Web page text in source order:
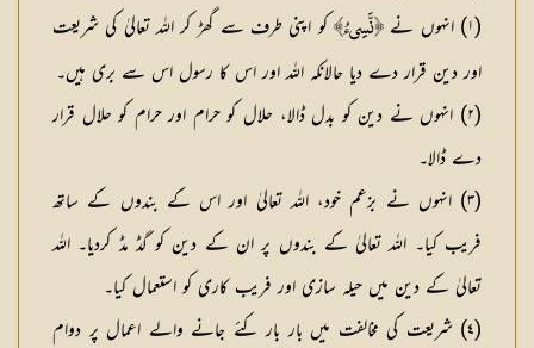
(١) انہوں نے
﴿نَّسِيءُ﴾کو اپنی طرف سے گھڑ کر اللہ تعالیٰ کی شریعت
اور دین قرار دے دیا حالانکہ اللہ اور اس کا رسول اس سے بری ہیں۔
(٢) انہوں نے دین کو بدل ڈالا، حلال کو حرام اور حرام کو حلال قرار
دے ڈالا۔
(٣) انہوں نے بزعم خود، اللہ تعالیٰ اور اس کے بندوں کے ساتھ
فریب کیا۔ اللہ تعالیٰ کے بندوں پر ان کے دین کو گڈ مڈ کردیا۔ اللہ
تعالیٰ کے دین میں حیلہ سازی اور فریب کاری کو استعمال کیا۔
(٤) شریعت کی مخالفت میں بار بار کئے جانے والے اعمال پر دوام